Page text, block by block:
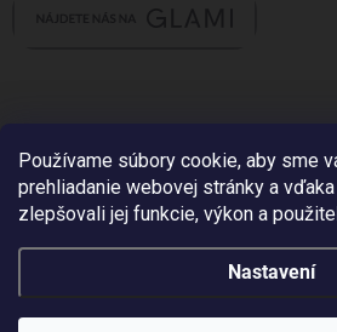
Používame súbory cookie, aby sme
prehliadanie webovej stránky a
zlepšovali jej funkcie, výkon a
Nastavení